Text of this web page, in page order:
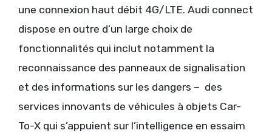
une connexion haut débit 4G/LTE. Audi connect
dispose en outre d’un large choix de
fonctionnalités qui inclut notamment la
reconnaissance des panneaux de signalisation
et des informations sur les dangers – des
services innovants de véhicules à objets Car-
To-X qui s’appuient sur l’intelligence en essaim